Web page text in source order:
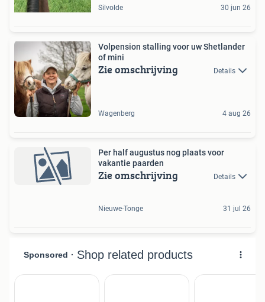
Silvolde 30 jun 26
Volpension stalling voor uw Shetlander
of mini
Zie omschrijving Details
Wagenberg 4 aug 26
Per half augustus nog plaats voor
vakantie paarden
Zie omschrijving Details
Nieuwe-Tonge 31 jul 26